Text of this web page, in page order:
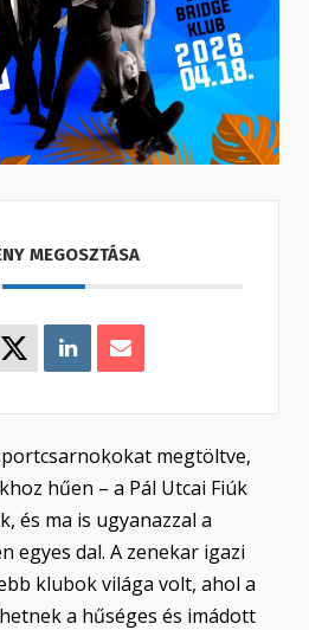
megtöltve,
hűen – a Pál Utcai Fiúk
és ma is ugyanazzal a
egyes dal. A zenekar igazi
klubok világa volt, ahol a
a hűséges és imádott
MEGOSZTÁSA